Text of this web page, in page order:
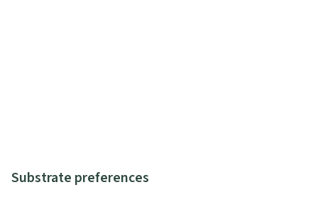
Substrate preferences